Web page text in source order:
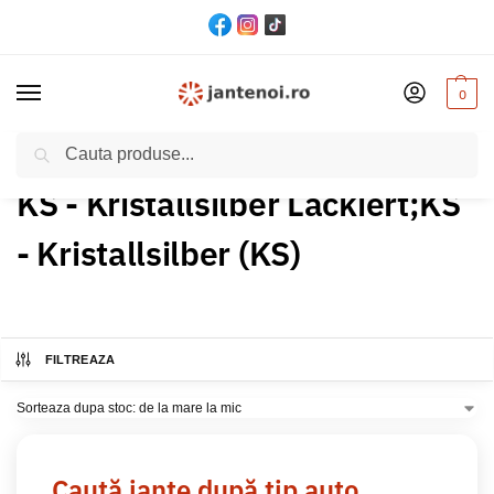
0
Acasă Produs Culoare / KS - Kristallsilber Lackiert;KS - Kristallsilber (KS)
KS - Kristallsilber Lackiert;KS
- Kristallsilber (KS)
FILTREAZA